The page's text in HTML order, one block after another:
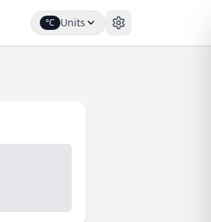
°C Units